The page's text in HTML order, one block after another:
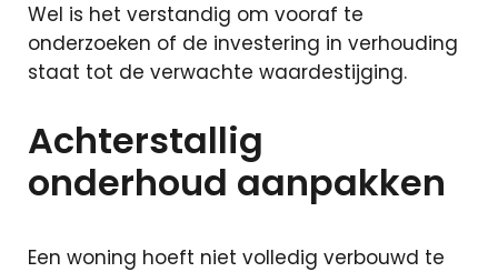
Wel is het verstandig om vooraf te
onderzoeken of de investering in verhouding
staat tot de verwachte waardestijging.
Achterstallig
onderhoud aanpakken
Een woning hoeft niet volledig verbouwd te